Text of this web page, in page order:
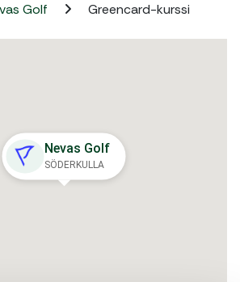
Golf Greencard-kurssi
Nevas Golf
SÖDERKULLA